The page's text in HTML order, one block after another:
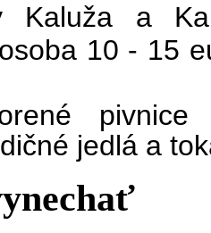
Kaluža a
10 - 15
jedlá a